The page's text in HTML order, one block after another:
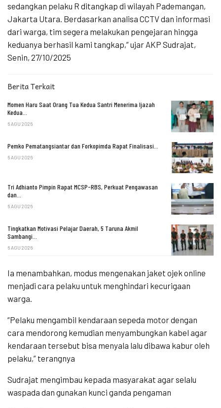
sedangkan pelaku R ditangkap di wilayah Pademangan,
Jakarta Utara. Berdasarkan analisa CCTV dan informasi
dari warga, tim segera melakukan pengejaran hingga
keduanya berhasil kami tangkap,” ujar AKP Sudrajat,
Senin, 27/10/2025
Berita Terkait
Momen Haru Saat Orang Tua Kedua Santri Menerima Ijazah
Kedua…
6 AGU 2026
Pemko Pematangsiantar dan Forkopimda Rapat Finalisasi…
6 AGU 2026
Tri Adhianto Pimpin Rapat MCSP-RBS, Perkuat Pengawasan
dan…
6 AGU 2026
Tingkatkan Motivasi Pelajar Daerah, 5 Taruna Akmil
Sambangi…
6 AGU 2026
Ia menambahkan, modus mengenakan jaket ojek online
menjadi cara pelaku untuk menghindari kecurigaan
warga.
“Pelaku mengambil kendaraan sepeda motor dengan
cara mendorong kemudian menyambungkan kabel agar
kendaraan tersebut bisa menyala lalu dibawa kabur oleh
pelaku,” terangnya
Sudrajat mengimbau kepada masyarakat agar selalu
waspada dan gunakan kunci ganda pengaman